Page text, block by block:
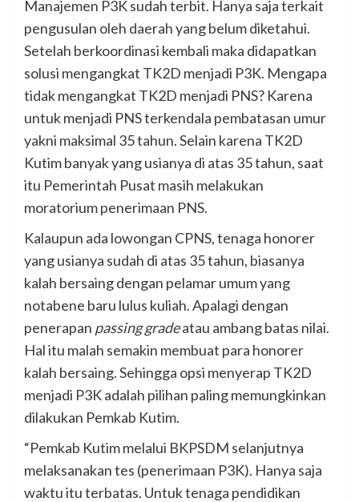
Manajemen P3K sudah terbit. Hanya saja terkait
pengusulan oleh daerah yang belum diketahui.
Setelah berkoordinasi kembali maka didapatkan
solusi mengangkat TK2D menjadi P3K. Mengapa
tidak mengangkat TK2D menjadi PNS? Karena
untuk menjadi PNS terkendala pembatasan umur
yakni maksimal 35 tahun. Selain karena TK2D
Kutim banyak yang usianya di atas 35 tahun, saat
itu Pemerintah Pusat masih melakukan
moratorium penerimaan PNS.
Kalaupun ada lowongan CPNS, tenaga honorer
yang usianya sudah di atas 35 tahun, biasanya
kalah bersaing dengan pelamar umum yang
notabene baru lulus kuliah. Apalagi dengan
penerapan passing gradeatau ambang batas nilai.
Hal itu malah semakin membuat para honorer
kalah bersaing. Sehingga opsi menyerap TK2D
menjadi P3K adalah pilihan paling memungkinkan
dilakukan Pemkab Kutim.
“Pemkab Kutim melalui BKPSDM selanjutnya
melaksanakan tes (penerimaan P3K). Hanya saja
waktu itu terbatas. Untuk tenaga pendidikan